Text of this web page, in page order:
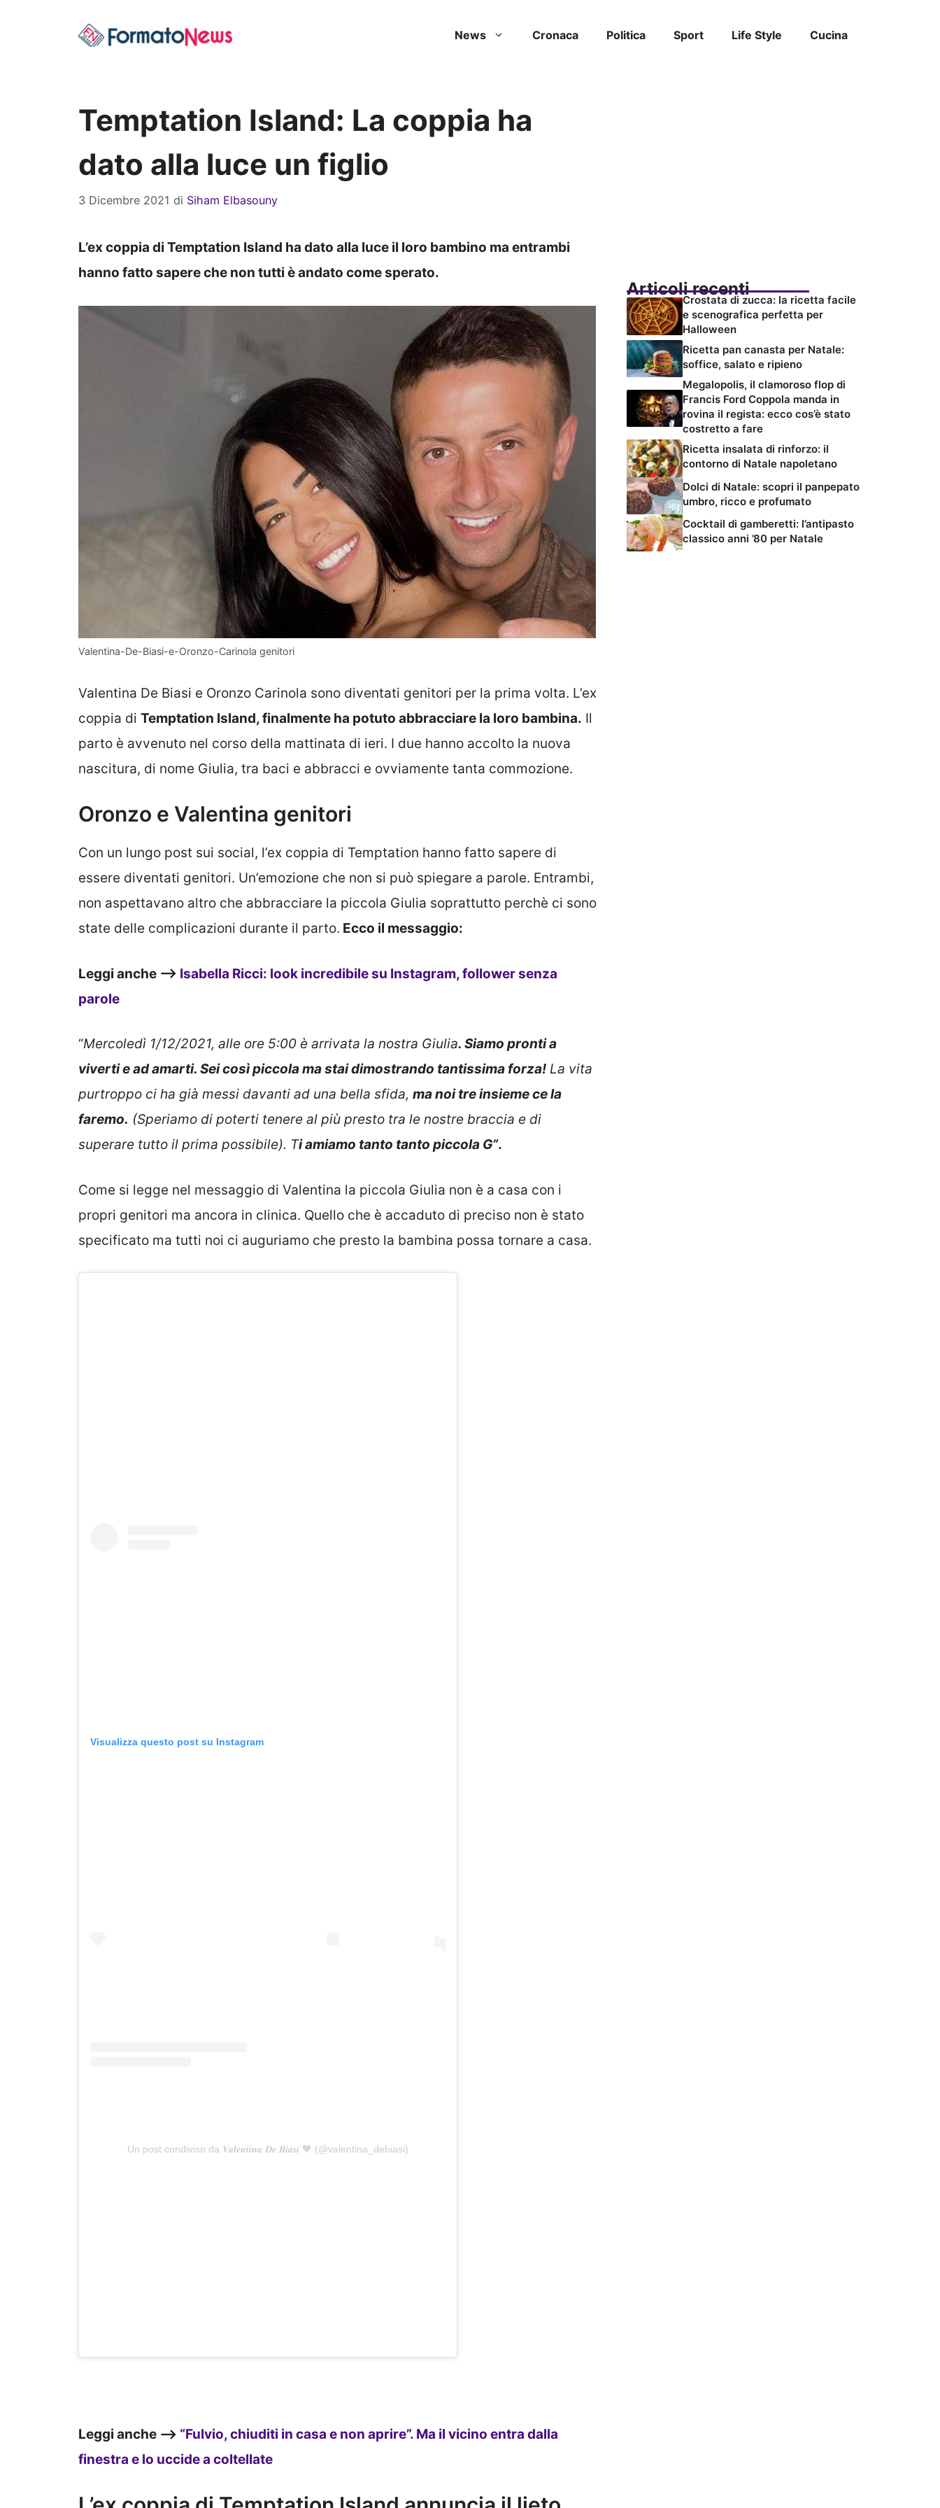
News Cronaca Politica Sport Life Style Cucina
Temptation Island: La coppia ha
dato alla luce un figlio
3 Dicembre 2021 di Siham Elbasouny
L’ex coppia di Temptation Island ha dato alla luce il loro bambino ma entrambi
hanno fatto sapere che non tutti è andato come sperato.
Valentina-De-Biasi-e-Oronzo-Carinola genitori
Valentina De Biasi e Oronzo Carinola sono diventati genitori per la prima volta. L’ex
coppia di Temptation Island, finalmente ha potuto abbracciare la loro bambina. Il
parto è avvenuto nel corso della mattinata di ieri. I due hanno accolto la nuova
nascitura, di nome Giulia, tra baci e abbracci e ovviamente tanta commozione.
Oronzo e Valentina genitori
Con un lungo post sui social, l’ex coppia di Temptation hanno fatto sapere di
essere diventati genitori. Un’emozione che non si può spiegare a parole. Entrambi,
non aspettavano altro che abbracciare la piccola Giulia soprattutto perchè ci sono
state delle complicazioni durante il parto. Ecco il messaggio:
Leggi anche —> Isabella Ricci: look incredibile su Instagram, follower senza
parole
“Mercoledì 1/12/2021, alle ore 5:00 è arrivata la nostra Giulia. Siamo pronti a
viverti e ad amarti. Sei così piccola ma stai dimostrando tantissima forza! La vita
purtroppo ci ha già messi davanti ad una bella sfida, ma noi tre insieme ce la
faremo. (Speriamo di poterti tenere al più presto tra le nostre braccia e di
superare tutto il prima possibile). Ti amiamo tanto tanto piccola G”.
Come si legge nel messaggio di Valentina la piccola Giulia non è a casa con i
propri genitori ma ancora in clinica. Quello che è accaduto di preciso non è stato
specificato ma tutti noi ci auguriamo che presto la bambina possa tornare a casa.
Visualizza questo post su Instagram
Un post condiviso da 𝑽𝒂𝒍𝒆𝒏𝒕𝒊𝒏𝒂 𝑫𝒆 𝑩𝒊𝒂𝒔𝒊 🧡 (@valentina_debiasi)
Leggi anche —> “Fulvio, chiuditi in casa e non aprire”. Ma il vicino entra dalla
finestra e lo uccide a coltellate
Articoli recenti
Crostata di zucca: la ricetta facile
e scenografica perfetta per
Halloween
Ricetta pan canasta per Natale:
soffice, salato e ripieno
Megalopolis, il clamoroso flop di
Francis Ford Coppola manda in
rovina il regista: ecco cos’è stato
costretto a fare
Ricetta insalata di rinforzo: il
contorno di Natale napoletano
Dolci di Natale: scopri il panpepato
umbro, ricco e profumato
Cocktail di gamberetti: l’antipasto
classico anni ’80 per Natale